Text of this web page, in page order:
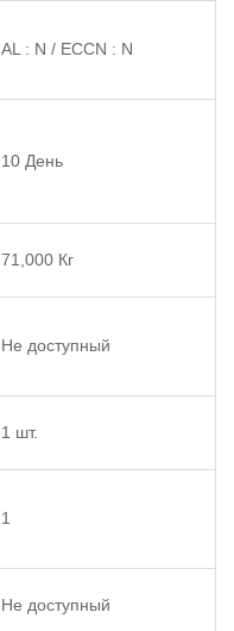
AL : N / ECCN : N
10 День
71,000 Кг
Не доступный
1 шт.
1
Не доступный